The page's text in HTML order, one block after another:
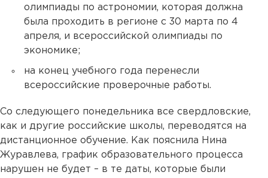
олимпиады по астрономии, которая должна
была проходить в регионе с 30 марта по 4
апреля, и всероссийской олимпиады по
экономике;
на конец учебного года перенесли
всероссийские проверочные работы.
Со следующего понедельника все свердловские,
как и другие российские школы, переводятся на
дистанционное обучение. Как пояснила Нина
Журавлева, график образовательного процесса
нарушен не будет – в те даты, которые были